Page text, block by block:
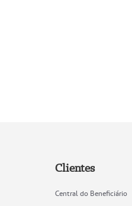
Clientes
Central do Beneficiário